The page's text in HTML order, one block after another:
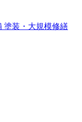
塗装・大規模修繕